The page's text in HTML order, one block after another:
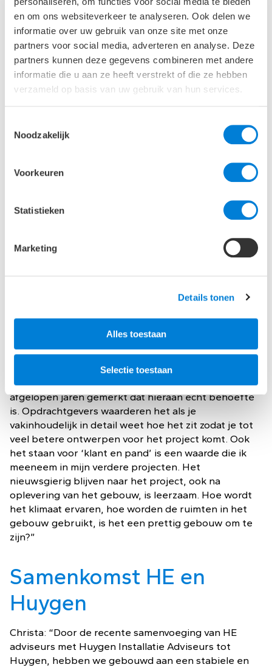
en om ons websiteverkeer te analyseren. Ook delen we
informatie over uw gebruik van onze site met onze
partners voor social media, adverteren en analyse. Deze
partners kunnen deze gegevens combineren met andere
informatie die u aan ze heeft verstrekt of die ze hebben
verzameld op basis van uw gebruik van hun services.
Noodzakelijk
Voorkeuren
Statistieken
Marketing
Details tonen
Alles toestaan
Selectie toestaan
gebouwen vragen om meer maatwerk. Hier is
hoogwaardige technische kennis en innovatiekracht
voor nodig die we bij ABT in huis hebben.
Monumenten
cultureel erfgoed aan verduurzaming toe is om deze
gebouwen klaar te maken voor de toekomst.
maar moet heel zorgvuldig gebeuren om geen
schade aan het monument aan te brengen. Het is de
tussen behoud van het cultureel erfgoed,
HE adviseurs
bouwfysicus bij ABT. In 2018 werd haar gevraagd de
integratie van HE adviseurs binnen Oosterhoff te
begeleiden. In 2019 werd Christa één van de
directeuren bij HE adviseurs.
Christa: “De passie voor hoogwaardige techniek die
HE adviseurs kenmerkt, is zo waardevol. Ik heb de
afgelopen jaren gemerkt dat hieraan echt behoefte
is. Opdrachtgevers waarderen het als je
vakinhoudelijk in detail weet hoe het zit zodat je tot
veel betere ontwerpen voor het project komt. Ook
het staan voor ‘klant en pand’ is een waarde die ik
meeneem in mijn verdere projecten. Het
nieuwsgierig blijven naar het project, ook na
oplevering van het gebouw, is leerzaam. Hoe wordt
het klimaat ervaren, hoe worden de ruimten in het
gebouw gebruikt, is het een prettig gebouw om te
zijn?”
Samenkomst HE en
Huygen
Christa: “Door de recente samenvoeging van HE
adviseurs met Huygen Installatie Adviseurs tot
Huygen, hebben we gebouwd aan een stabiele en